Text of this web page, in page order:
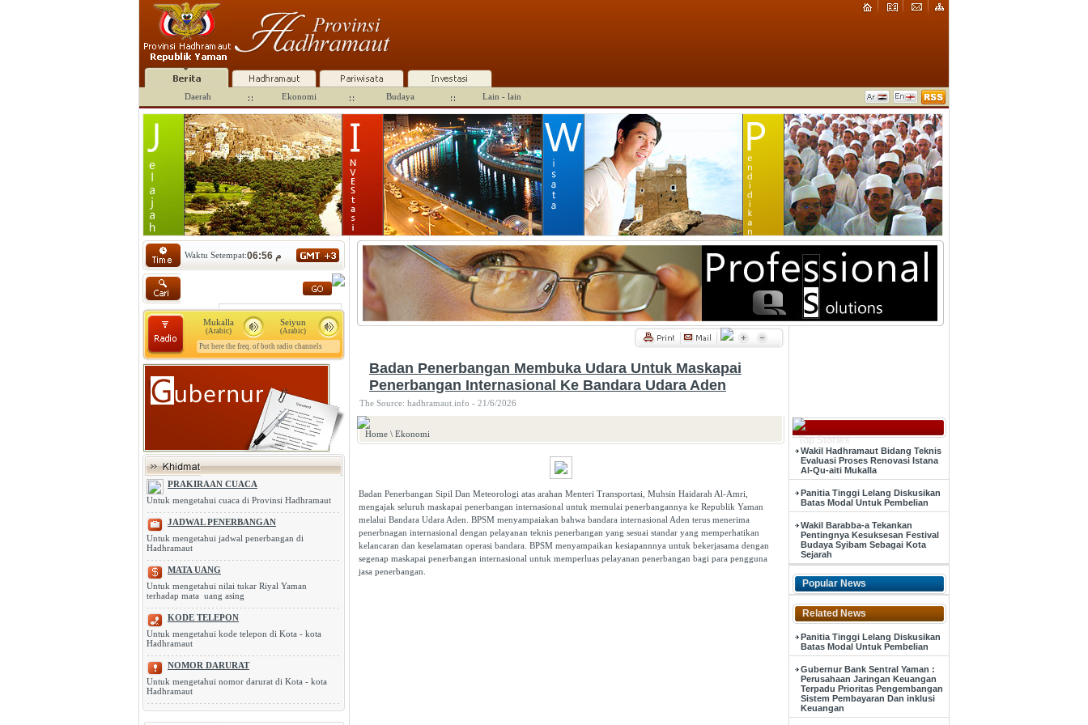
Daerah Ekonomi Budaya Lain - lain
Waktu Setempat: 06:56 م
Seiyun
(Arabic)
Mukalla
(Arabic)
Put here the freq. of both radio channels
PRAKIRAAN CUACA
Untuk mengetahui cuaca di Provinsi Hadhramaut
JADWAL PENERBANGAN
Untuk mengetahui jadwal penerbangan di
Hadhramaut
MATA UANG
Untuk mengetahui nilai tukar Riyal Yaman
terhadap mata uang asing
KODE TELEPON
Untuk mengetahui kode telepon di Kota - kota
Hadhramaut
NOMOR DARURAT
Untuk mengetahui nomor darurat di Kota - kota
Hadhramaut
Badan Penerbangan Membuka Udara Untuk Maskapai
Penerbangan Internasional Ke Bandara Udara Aden
The Source: hadhramaut.info - 21/6/2026
Home \ Ekonomi
Badan Penerbangan Sipil Dan Meteorologi atas arahan Menteri Transportasi, Muhsin Haidarah Al-Amri,
mengajak seluruh maskapai penerbangan internasional untuk memulai penerbangannya ke Republik Yaman
melalui Bandara Udara Aden. BPSM menyampaiakan bahwa bandara internasional Aden terus menerima
penerbnagan internasional dengan pelayanan teknis penerbangan yang sesuai standar yang memperhatikan
kelancaran dan keselamatan operasi bandara. BPSM menyampaikan kesiapannnya untuk bekerjasama dengan
segenap maskapai penerbangan internasional untuk memperluas pelayanan penerbangan bagi para pengguna
jasa penerbangan.
Top Stories
Wakil Hadhramaut Bidang Teknis
Evaluasi Proses Renovasi Istana
Al-Qu-aiti Mukalla
Panitia Tinggi Lelang Diskusikan
Batas Modal Untuk Pembelian
Wakil Barabba-a Tekankan
Pentingnya Kesuksesan Festival
Budaya Syibam Sebagai Kota
Sejarah
Popular News
Related News
Panitia Tinggi Lelang Diskusikan
Batas Modal Untuk Pembelian
Gubernur Bank Sentral Yaman :
Perusahaan Jaringan Keuangan
Terpadu Prioritas Pengembangan
Sistem Pembayaran Dan inklusi
Keuangan